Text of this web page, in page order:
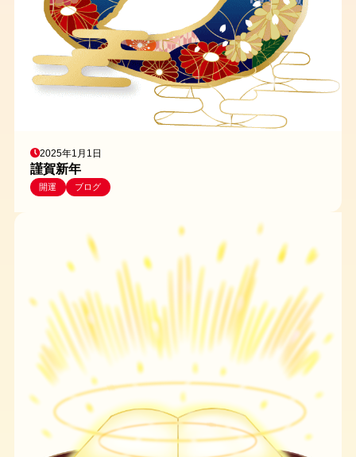
2025年1月1日
謹賀新年
開運 ブログ